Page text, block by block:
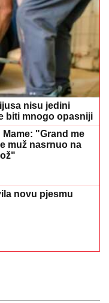
nisu jedini
biti mnogo opasniji
"Grand me
muž nasrnuo na
novu pjesmu